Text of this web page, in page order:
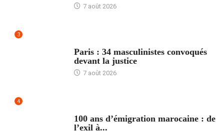
7 août 2026
3
Paris : 34 masculinistes convoqués
devant la justice
7 août 2026
4
100 ans d’émigration marocaine : de
l’exil à...